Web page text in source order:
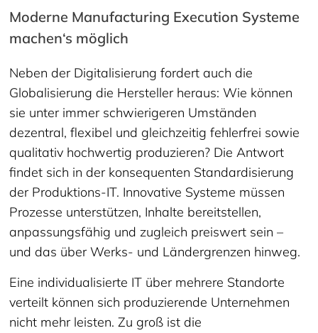
Moderne Manufacturing Execution Systeme
machen‘s möglich
Neben der Digitalisierung fordert auch die
Globalisierung die Hersteller heraus: Wie können
sie unter immer schwierigeren Umständen
dezentral, flexibel und gleichzeitig fehlerfrei sowie
qualitativ hochwertig produzieren? Die Antwort
findet sich in der konsequenten Standardisierung
der Produktions-IT. Innovative Systeme müssen
Prozesse unterstützen, Inhalte bereitstellen,
anpassungsfähig und zugleich preiswert sein –
und das über Werks- und Ländergrenzen hinweg.
Eine individualisierte IT über mehrere Standorte
verteilt können sich produzierende Unternehmen
nicht mehr leisten. Zu groß ist die